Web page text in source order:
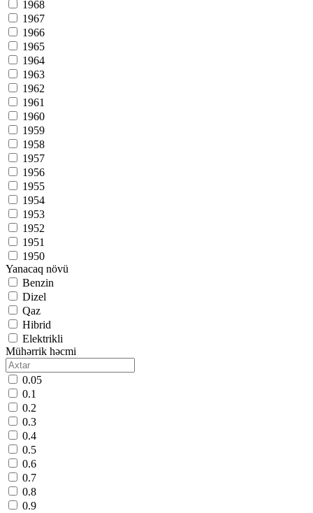
1968
1967
1966
1965
1964
1963
1962
1961
1960
1959
1958
1957
1956
1955
1954
1953
1952
1951
1950
Yanacaq növü
Benzin
Dizel
Qaz
Hibrid
Elektrikli
Mühərrik həcmi
0.05
0.1
0.2
0.3
0.4
0.5
0.6
0.7
0.8
0.9